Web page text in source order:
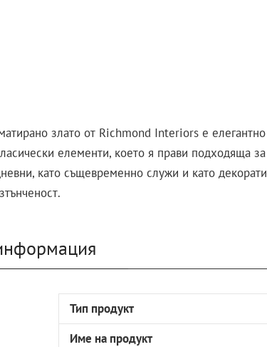
злато от Richmond Interiors е
елементи, което я прави подходяща
като същевременно служи и като
Тип продукт
Име на продукт